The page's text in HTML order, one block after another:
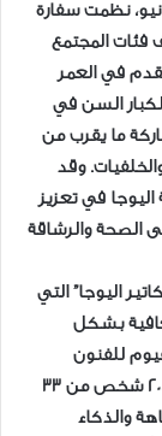
الاستعدادات للفعالية الرئيسية في 21 يونيو، نظمت سفارة
فئات المجتمع
في العمر
السن في
ما يقرب من
وقد
في تعزيز
الصحة والرشاقة
اليوجا” التي
بشكل
للفنون
والجمعية المصرية للكاريكاتير، بمشاركة أكثر من 200 شخص من 33
والذكاء